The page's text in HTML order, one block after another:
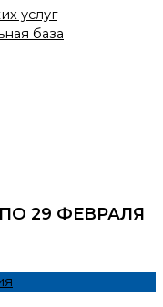
услуг
база
29 ФЕВРАЛЯ